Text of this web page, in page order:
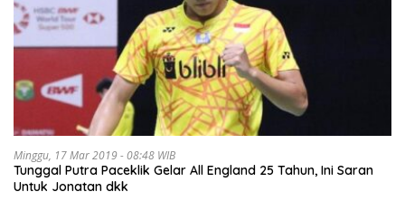
Minggu, 17 Mar 2019 - 08:48 WIB
Tunggal Putra Paceklik Gelar All England 25 Tahun, Ini Saran
Untuk Jonatan dkk